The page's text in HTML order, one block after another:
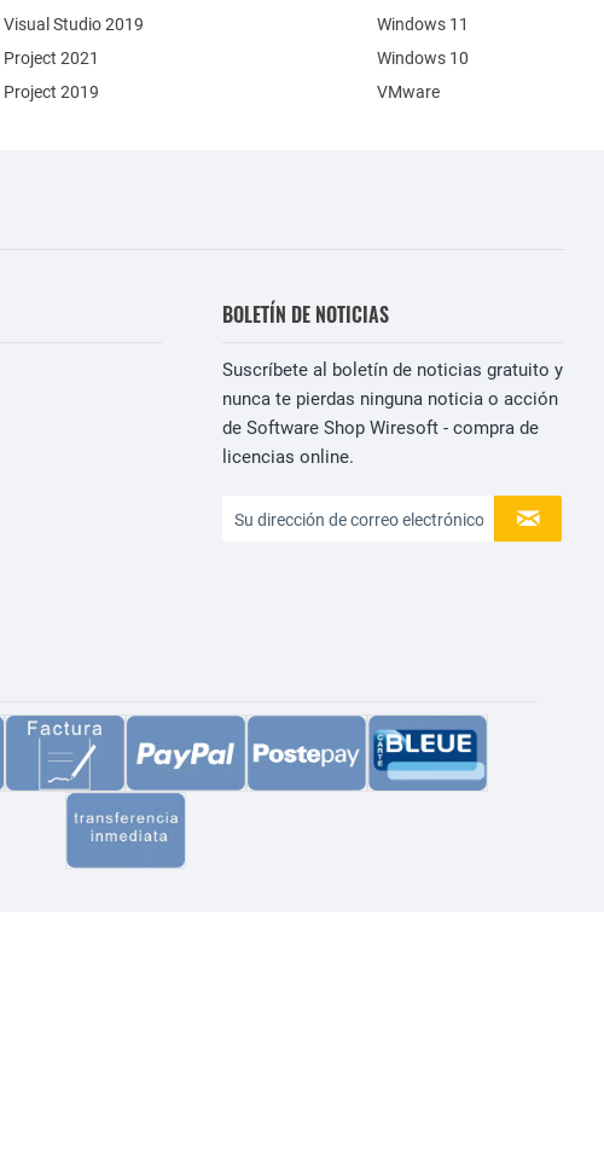
Visual Studio 2019
Project 2021
Project 2019
Windows 11
Windows 10
VMware
BOLETÍN DE NOTICIAS
Suscríbete al boletín de noticias gratuito y
nunca te pierdas ninguna noticia o acción
de Software Shop Wiresoft - compra de
licencias online.